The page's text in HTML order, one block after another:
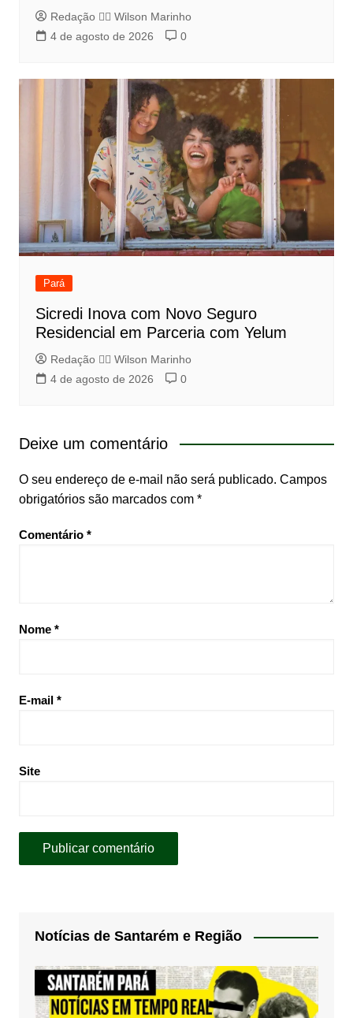
Redação 👨‍⚖️​ Wilson Marinho
4 de agosto de 2026
0
Pará
Sicredi Inova com Novo Seguro
Residencial em Parceria com Yelum
Redação 👨‍⚖️​ Wilson Marinho
4 de agosto de 2026
0
Deixe um comentário
O seu endereço de e-mail não será publicado. Campos
obrigatórios são marcados com *
Comentário *
Nome *
E-mail *
Site
Notícias de Santarém e Região